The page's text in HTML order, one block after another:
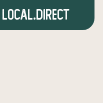
local.direct